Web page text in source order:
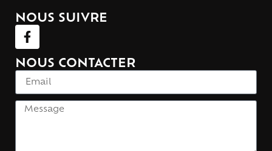
NOUS SUIVRE
NOUS CONTACTER